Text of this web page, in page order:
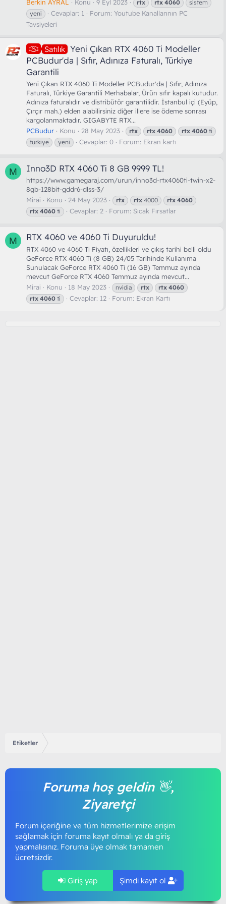
Berkin AYRAL Konu 9 Eyl 2023 rtx rtx 4060
sistem
yeni
Cevaplar: 1 Forum: Youtube Kanallarının PC
Tavsiyeleri
Satılık Yeni Çıkan RTX 4060 Ti Modeller
PCBudur'da | Sıfır, Adınıza Faturalı, Türkiye
Garantili
Yeni Çıkan RTX 4060 Ti Modeller PCBudur'da | Sıfır, Adınıza
Faturalı, Türkiye Garantili Merhabalar, Ürün sıfır kapalı kutudur.
Adınıza faturalıdır ve distribütör garantilidir. İstanbul içi (Eyüp,
Çırçır mah.) elden alabilirsiniz diğer illere ise ödeme sonrası
kargolanmaktadır. GIGABYTE RTX...
PCBudur
Konu 28 May 2023 rtx rtx 4060 rtx 4060 ti
türkiye
yeni Cevaplar: 0 Forum: Ekran kartı
M Inno3D RTX 4060 Ti 8 GB 9999 TL!
https://www.gamegaraj.com/urun/inno3d-rtx4060ti-twin-x2-
8gb-128bit-gddr6-dlss-3/
Mirai
Konu 24 May 2023 rtx rtx 4000 rtx 4060
rtx 4060 ti Cevaplar: 2 Forum: Sıcak Fırsatlar
M RTX 4060 ve 4060 Ti Duyuruldu!
RTX 4060 ve 4060 Ti Fiyatı, özellikleri ve çıkış tarihi belli oldu
GeForce RTX 4060 Ti (8 GB) 24/05 Tarihinde Kullanıma
Sunulacak GeForce RTX 4060 Ti (16 GB) Temmuz ayında
mevcut GeForce RTX 4060 Temmuz ayında mevcut...
Mirai
Konu 18 May 2023 nvidia rtx rtx 4060
rtx 4060 ti Cevaplar: 12 Forum: Ekran Kartı
Etiketler
Foruma hoş geldin 👋,
Ziyaretçi
Forum içeriğine ve tüm hizmetlerimize erişim
sağlamak için foruma kayıt olmalı ya da giriş
yapmalısınız. Foruma üye olmak tamamen
ücretsizdir.
Giriş yap Şimdi kayıt ol